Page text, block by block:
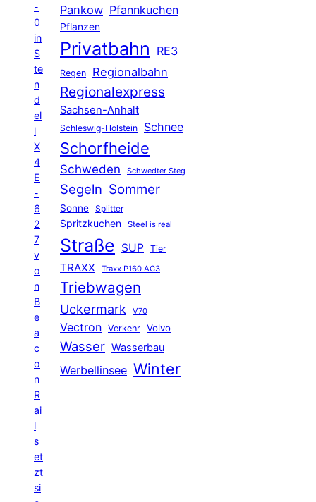
-
0
in
S
te
n
d
el
l
X
4
E
-
6
2
7
v
o
n
B
e
a
c
o
n
R
ai
l
s
et
zt
si
Pankow Pfannkuchen
Pflanzen
Privatbahn RE3
Regen Regionalbahn
Regionalexpress
Sachsen-Anhalt
Schleswig-Holstein Schnee
Schorfheide
Schweden Schwedter Steg
Segeln Sommer
Sonne Splitter
Spritzkuchen Steel is real
Straße SUP Tier
TRAXX Traxx P160 AC3
Triebwagen
Uckermark V70
Vectron Verkehr Volvo
Wasser Wasserbau
Werbellinsee Winter